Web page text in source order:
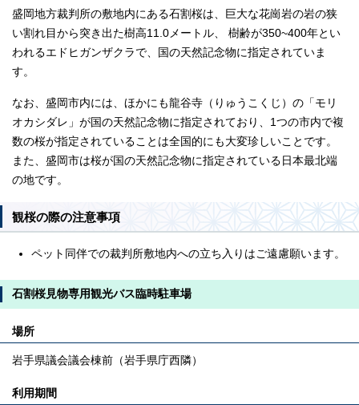
盛岡地方裁判所の敷地内にある石割桜は、巨大な花崗岩の岩の狭
い割れ目から突き出た樹高11.0メートル、 樹齢が350~400年とい
われるエドヒガンザクラで、国の天然記念物に指定されていま
す。
なお、盛岡市内には、ほかにも龍谷寺（りゅうこくじ）の「モリ
オカシダレ」が国の天然記念物に指定されており、1つの市内で複
数の桜が指定されていることは全国的にも大変珍しいことです。
また、盛岡市は桜が国の天然記念物に指定されている日本最北端
の地です。
観桜の際の注意事項
ペット同伴での裁判所敷地内への立ち入りはご遠慮願います。
石割桜見物専用観光バス臨時駐車場
場所
岩手県議会議会棟前（岩手県庁西隣）
利用期間